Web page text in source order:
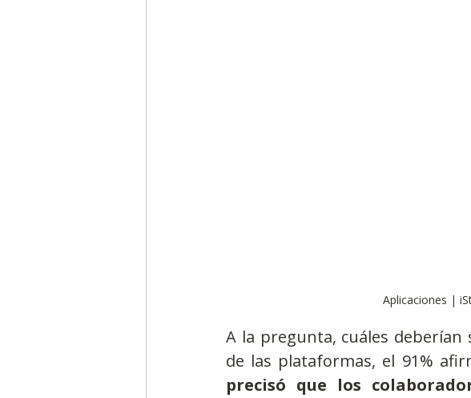
Aplicaciones |
A la pregunta, cuáles
de las plataformas, el 91%
precisó que los